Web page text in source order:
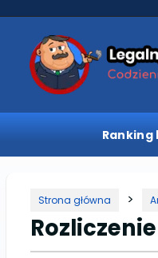
Ranking
Strona główna